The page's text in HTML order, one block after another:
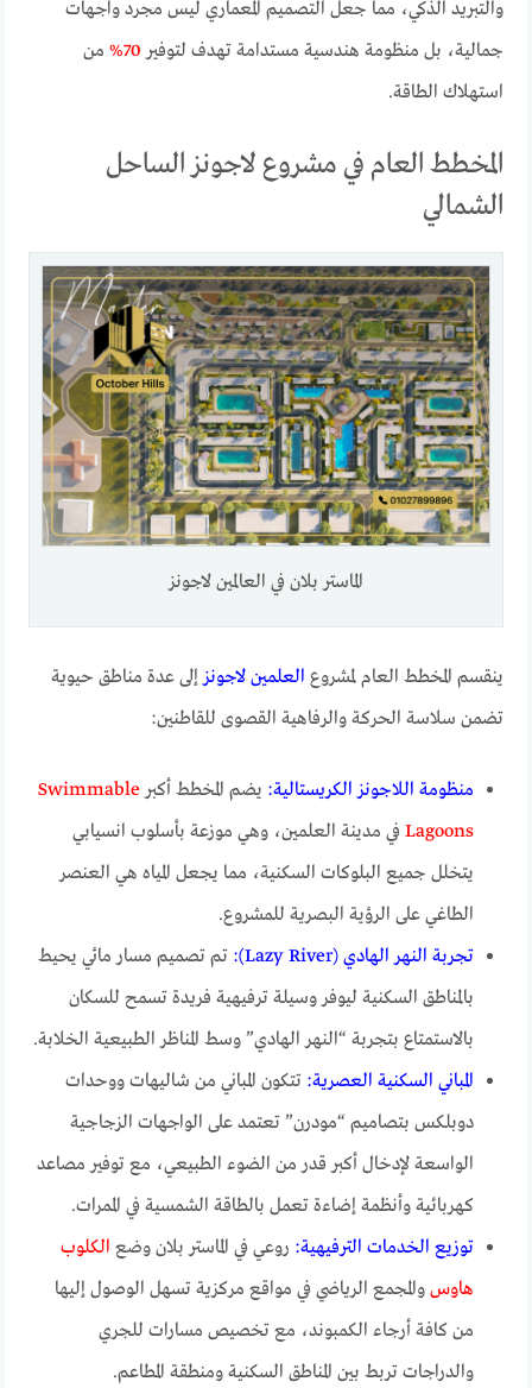
والتبريد الذكي، مما جعل التصميم المعماري ليس مجرد واجهات
جمالية، بل منظومة هندسية مستدامة تهدف لتوفير 70%
من
استهلاك الطاقة.
المخطط العام في مشروع لاجونز الساحل
الشمالي
الماستر بلان في العالمين لاجونز
ينقسم المخطط العام لمشروع العلمين لاجونزإلى عدة مناطق حيوية
تضمن سلاسة الحركة والرفاهية القصوى للقاطنين:
منظومة اللاجونز الكريستالية: يضم المخطط أكبرSwimmable
Lagoons في مدينة العلمين، وهي موزعة بأسلوب انسيابي
يتخلل جميع البلوكات السكنية، مما يجعل المياه هي العنصر
الطاغي على الرؤية البصرية للمشروع.
تجربة النهر الهادي (Lazy River):
تم تصميم مسار مائي يحيط
بالمناطق السكنية ليوفر وسيلة ترفيهية فريدة تسمح للسكان
بالاستمتاع بتجربة “النهر الهادي” وسط المناظر الطبيعية الخلابة.
المباني السكنية العصرية: تتكون المباني من شاليهات ووحدات
دوبلكس بتصاميم “مودرن” تعتمد على الواجهات الزجاجية
الواسعة لإدخال أكبر قدر من الضوء الطبيعي، مع توفير مصاعد
كهربائية وأنظمة إضاءة تعمل بالطاقة الشمسية في الممرات.
توزيع الخدمات الترفيهية: روعي في الماستر بلان وضع الكلوب
هاوس والمجمع الرياضي في مواقع مركزية تسهل الوصول إليها
من كافة أرجاء الكمبوند، مع تخصيص مسارات للجري
والدراجات تربط بين المناطق السكنية ومنطقة المطاعم.